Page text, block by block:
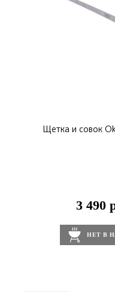
Щетка и совок
3 490
НЕТ В